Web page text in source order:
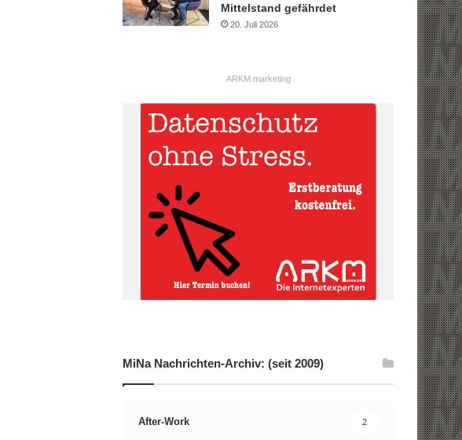
Mittelstand gefährdet
20. Juli 2026
ARKM.marketing
MiNa Nachrichten-Archiv: (seit 2009)
After-Work 2